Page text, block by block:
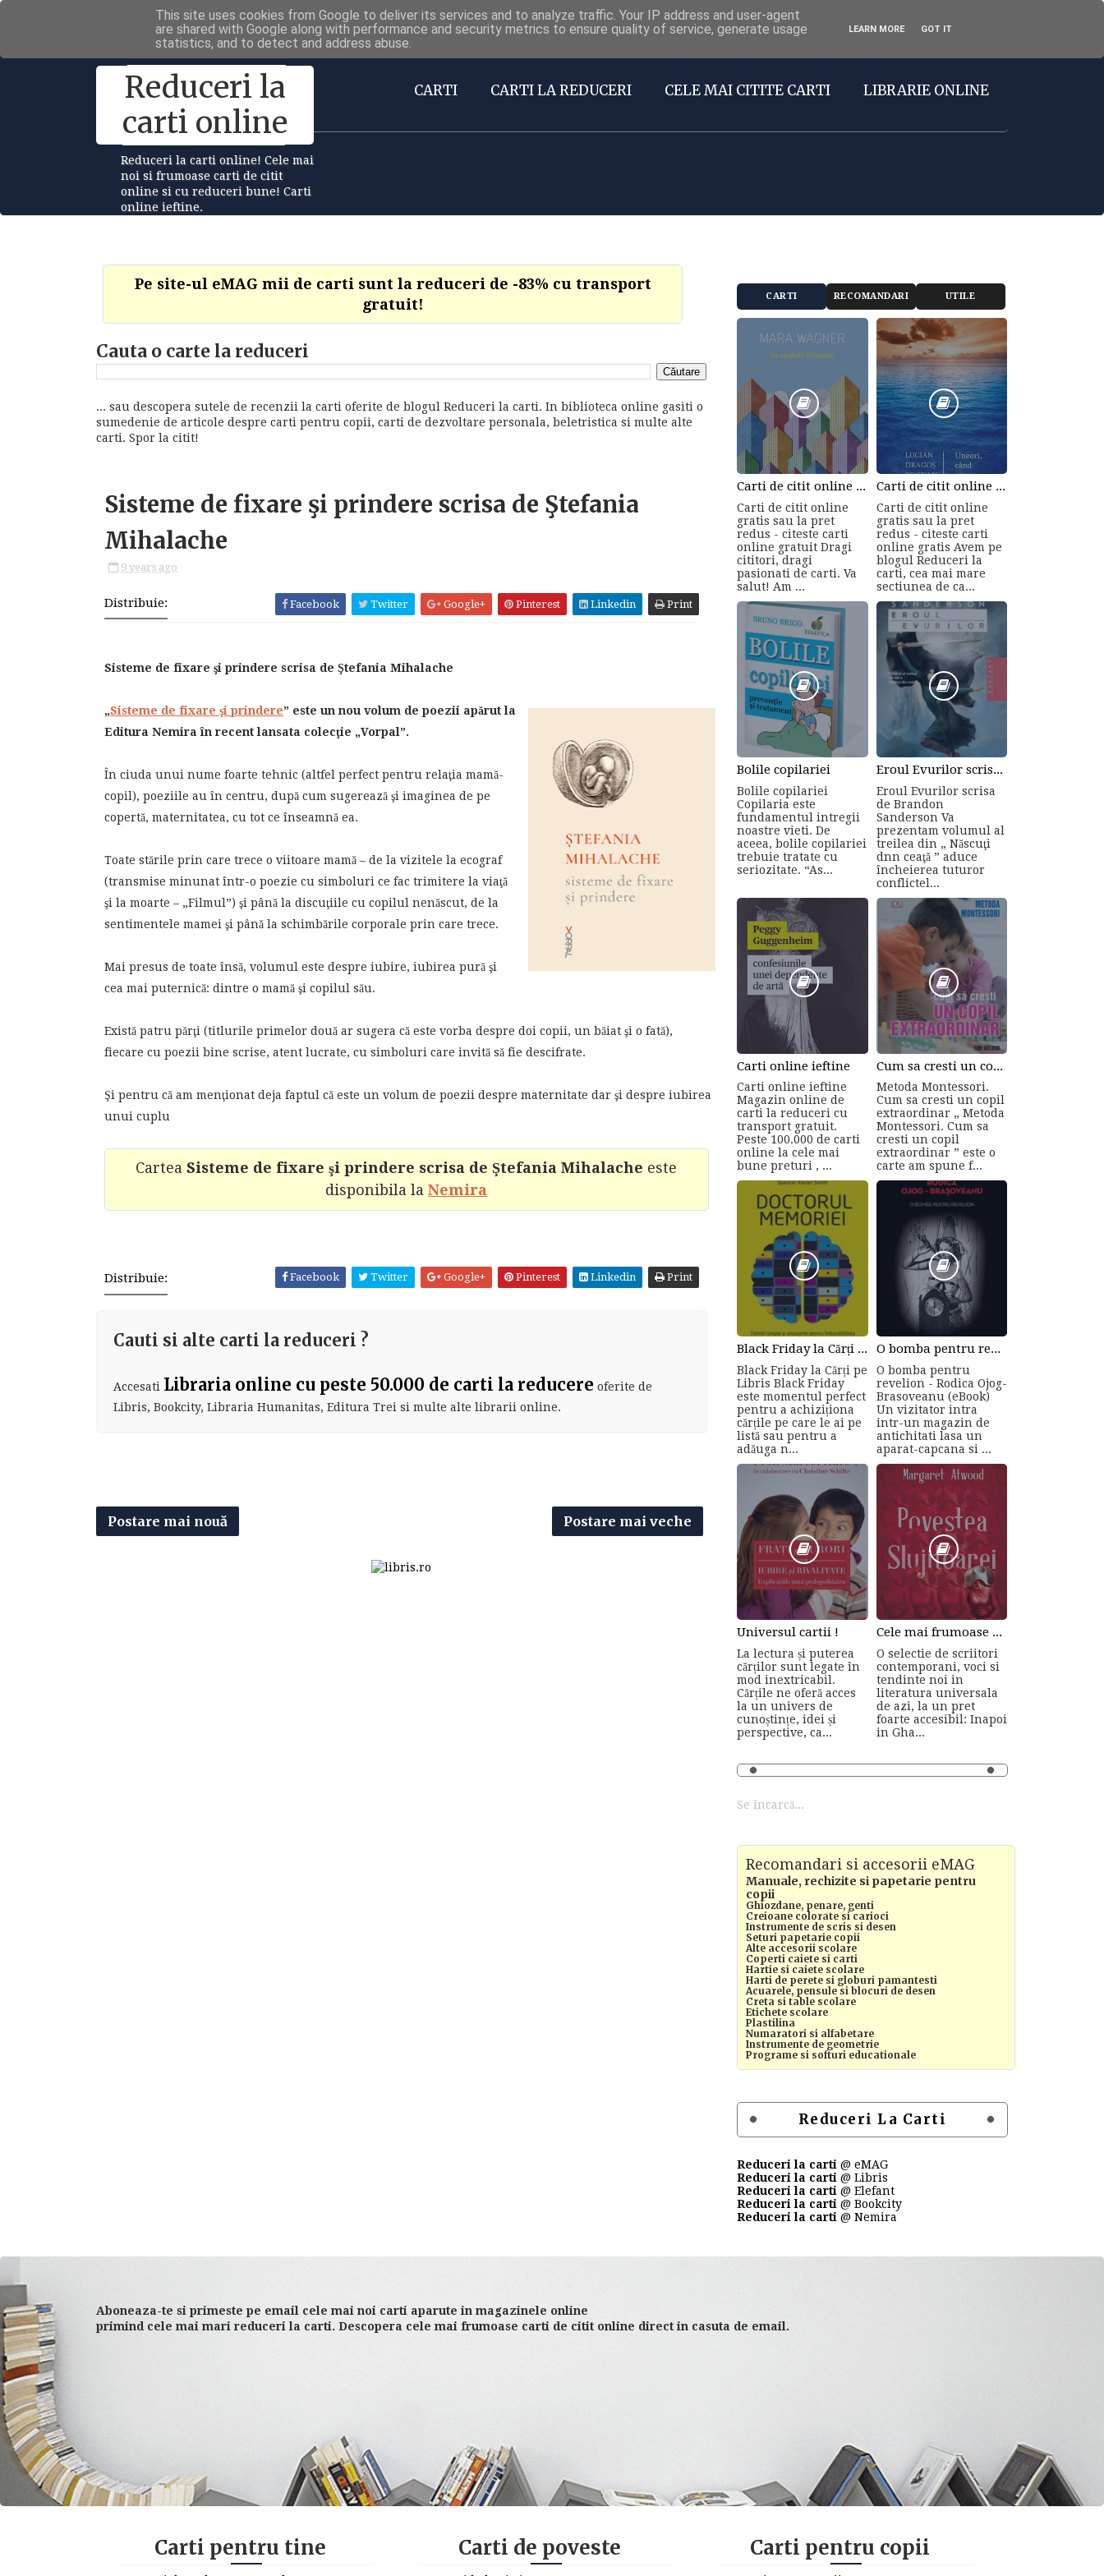
Carti la reduceri @Facebook
Reduceri la
carti online
Reduceri la carti online! Cele mai
noi si frumoase carti de citit
online si cu reduceri bune! Carti
online ieftine.
CARTI CARTI LA REDUCERI CELE MAI CITITE CARTI LIBRARIE ONLINE
Pe site-ul eMAG mii de carti sunt la reduceri de -83% cu transport
gratuit!
Cauta o carte la reduceri
... sau descopera sutele de recenzii la carti oferite de blogul Reduceri la carti. In biblioteca online gasiti o
sumedenie de articole despre carti pentru copii, carti de dezvoltare personala, beletristica si multe alte
carti. Spor la citit!
Sisteme de fixare şi prindere scrisa de Ştefania
Mihalache
9 years ago
Distribuie: Facebook Twitter Google+ Pinterest Linkedin Print
Sisteme de fixare şi prindere scrisa de Ştefania Mihalache
„Sisteme de fixare şi prindere” este un nou volum de poezii apărut la
Editura Nemira în recent lansata colecţie „Vorpal”.
În ciuda unui nume foarte tehnic (altfel perfect pentru relaţia mamă-
copil), poeziile au în centru, după cum sugerează şi imaginea de pe
copertă, maternitatea, cu tot ce înseamnă ea.
Toate stările prin care trece o viitoare mamă – de la vizitele la ecograf
(transmise minunat într-o poezie cu simboluri ce fac trimitere la viaţă
şi la moarte – „Filmul”) şi până la discuţiile cu copilul nenăscut, de la
sentimentele mamei şi până la schimbările corporale prin care trece.
Mai presus de toate însă, volumul este despre iubire, iubirea pură şi
cea mai puternică: dintre o mamă şi copilul său.
Există patru părţi (titlurile primelor două ar sugera că este vorba despre doi copii, un băiat şi o fată),
fiecare cu poezii bine scrise, atent lucrate, cu simboluri care invită să fie descifrate.
Şi pentru că am menţionat deja faptul că este un volum de poezii despre maternitate dar şi despre iubirea
unui cuplu
CarteaSisteme de fixare şi prindere scrisa de Ştefania Mihalache este
disponibila laNemira
Distribuie: Facebook Twitter Google+ Pinterest Linkedin Print
Cauti si alte carti la reduceri ?
Accesati Libraria online cu peste 50.000 de carti la reducere oferite de
Libris, Bookcity, Libraria Humanitas, Editura Trei si multe alte librarii online.
Postare mai nouă Postare mai veche
CARTI RECOMANDARI UTILE
Carti de citit online gratis sau la pret redus - citeste carti online gratuit din cele mai mari librarii online!
Carti de citit online
gratis sau la pret
redus - citeste carti
online gratuit Dragi
cititori, dragi
pasionati de carti. Va
salut! Am ...
Carti de citit online gratis sau la pret redus - citeste carti online gratis
Carti de citit online
gratis sau la pret
redus - citeste carti
online gratis Avem pe
blogul Reduceri la
carti, cea mai mare
sectiunea de ca...
Bolile copilariei
Bolile copilariei
Copilaria este
fundamentul intregii
noastre vieti. De
aceea, bolile copilariei
trebuie tratate cu
seriozitate. “As...
Eroul Evurilor scrisa de Brandon Sanderson (Volumul 3)
Eroul Evurilor scrisa
de Brandon
Sanderson Va
prezentam volumul al
treilea din „ Născuţi
dnn ceaţă ” aduce
încheierea tuturor
conflictel...
Carti online ieftine
Carti online ieftine
Magazin online de
carti la reduceri cu
transport gratuit.
Peste 100.000 de carti
online la cele mai
bune preturi , ...
Cum sa cresti un copil...
Metoda Montessori.
Cum sa cresti un copil
extraordinar „ Metoda
Montessori. Cum sa
cresti un copil
extraordinar ” este o
carte am spune f...
Black Friday la Cărți pe Libris
Black Friday la Cărți pe
Libris Black Friday
este momentul perfect
pentru a achiziționa
cărțile pe care le ai pe
listă sau pentru a
adăuga n...
O bomba pentru revelion - Rodica Ojog-Brasoveanu (eBook)
O bomba pentru
revelion - Rodica Ojog-
Brasoveanu (eBook)
Un vizitator intra
intr-un magazin de
antichitati lasa un
aparat-capcana si ...
Universul cartii !
La lectura și puterea
cărților sunt legate în
mod inextricabil.
Cărțile ne oferă acces
la un univers de
cunoștințe, idei și
perspective, ca...
Cele mai frumoase romane
O selectie de scriitori
contemporani, voci si
tendinte noi in
literatura universala
de azi, la un pret
foarte accesibil: Inapoi
in Gha...
Se încarcă...
Recomandari si accesorii eMAG
Manuale, rechizite si papetarie pentru
copii
Ghiozdane, penare, genti
Creioane colorate si carioci
Instrumente de scris si desen
Seturi papetarie copii
Alte accesorii scolare
Coperti caiete si carti
Hartie si caiete scolare
Harti de perete si globuri pamantesti
Acuarele, pensule si blocuri de desen
Creta si table scolare
Etichete scolare
Plastilina
Numaratori si alfabetare
Instrumente de geometrie
Programe si softuri educationale
Reduceri La Carti
Reduceri la carti @ eMAG
Reduceri la carti @ Libris
Reduceri la carti @ Elefant
Reduceri la carti @ Bookcity
Reduceri la carti @ Nemira
Aboneaza-te si primeste pe email cele mai noi carti aparute in magazinele online
primind cele mai mari reduceri la carti. Descopera cele mai frumoase carti de citit online direct in casuta de email.
Carti pentru tine Carti de poveste Carti pentru copii
This site uses cookies from Google to deliver its services and to analyze traffic. Your IP address and user-agent
are shared with Google along with performance and security metrics to ensure quality of service, generate usage
statistics, and to detect and address abuse.
LEARN MORE GOT IT